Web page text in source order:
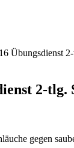
Übungsdienst
2-
gegen